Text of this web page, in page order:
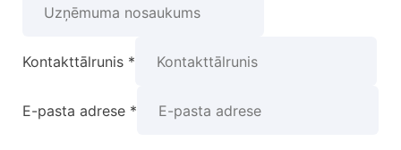
Kontakttālrunis *
E-pasta adrese *